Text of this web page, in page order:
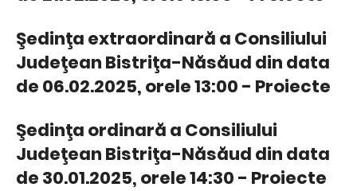
Şedinţa extraordinară a Consiliului
Judeţean Bistriţa-Năsăud din data
de 06.02.2025, orele 13:00 - Proiecte
Şedinţa ordinară a Consiliului
Judeţean Bistriţa-Năsăud din data
de 30.01.2025, orele 14:30 - Proiecte